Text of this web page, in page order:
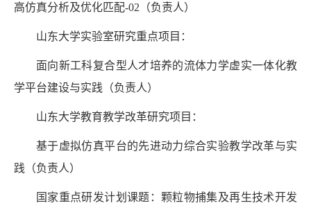
高仿真分析及优化匹配-02 （负责人）
山东大学实验室研究重点项目：
面向新工科复合型人才培养的流体力学虚实一体化教
学平台建设与实践（负责人）
山东大学教育教学改革研究项目：
基于虚拟仿真平台的先进动力综合实验教学改革与实
践（负责人）
国家重点研发计划课题：颗粒物捕集及再生技术开发